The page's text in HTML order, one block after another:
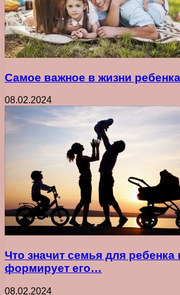
Самое важное в жизни
08.02.2024
Что значит семья для ребенка
формирует его…
08.02.2024